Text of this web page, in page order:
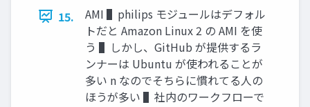
15.
AMI ▌philips モジュールはデフォル
トだと Amazon Linux 2 の AMI を使
う ▌しかし、GitHub が提供するラ
ンナーは Ubuntu が使われることが
多い n なのでそちらに慣れてる⼈の
ほうが多い ▌社内のワークフローで